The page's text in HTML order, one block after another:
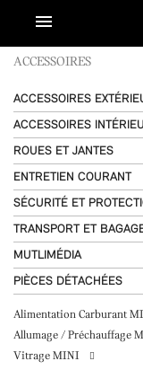
ACCESSOIRES
ACCESSOIRES
ACCESSOIRES
ROUES ET JANTES
ENTRETIEN COURANT
SÉCURITÉ ET
TRANSPORT ET
MUTLIMÉDIA
PIÈCES DÉTACHÉES
Alimentation Carburant
Allumage / Préchauffage
Vitrage MINI